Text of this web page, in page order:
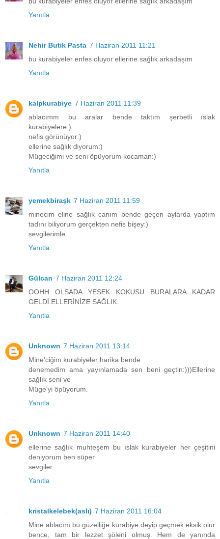
Yanıtla
Nehir Butik Pasta 7 Haziran 2011 11:21
bu kurabiyeler enfes oluyor ellerine sağlık arkadaşım
Yanıtla
kalpkurabiye 7 Haziran 2011 11:39
ablacımm bu aralar bende taktım şerbetli ıslak
kurabiyelere:)
nefis görünüyor:)
ellerine sağlık diyorum:)
Mügeciğimi ve seni öpüyorum kocaman:)
Yanıtla
yemekbiraşk 7 Haziran 2011 11:59
minecim eline sağlık canım bende geçen aylarda yaptım
tadını biliyorum gerçekten nefis bişey:)
sevgilerimle..
Yanıtla
Gülcan 7 Haziran 2011 12:24
OOHH OLSADA YESEK KOKUSU BURALARA KADAR
GELDİ.ELLERİNİZE SAĞLIK.
Yanıtla
Unknown 7 Haziran 2011 13:14
Mine'ciğim kurabiyeler harika bende
denemedim ama yayınlamada sen beni geçtin:)))Ellerine
sağlık seni ve
Müge'yi öpüyorum.
Yanıtla
Unknown 7 Haziran 2011 14:40
ellerine sağlık muhteşem bu ıslak kurabiyeler her çeşitini
deniyorum ben süper
sevgiler
Yanıtla
kristalkelebek(aslı) 7 Haziran 2011 16:04
Mine ablacım bu güzelliğe kurabiye deyip geçmek eksik olur
bence, tam bir lezzet şöleni olmuş. Hem de yanında